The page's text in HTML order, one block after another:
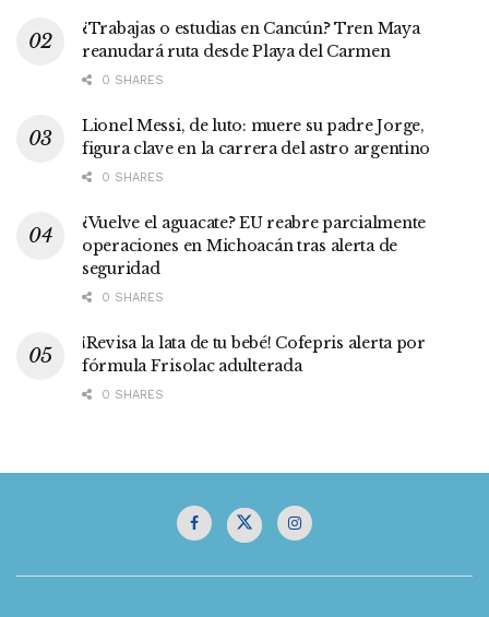
¿Trabajas o estudias en Cancún? Tren Maya
reanudará ruta desde Playa del Carmen
0 SHARES
Lionel Messi, de luto: muere su padre Jorge,
figura clave en la carrera del astro argentino
0 SHARES
¿Vuelve el aguacate? EU reabre parcialmente
operaciones en Michoacán tras alerta de
seguridad
0 SHARES
¡Revisa la lata de tu bebé! Cofepris alerta por
fórmula Frisolac adulterada
0 SHARES